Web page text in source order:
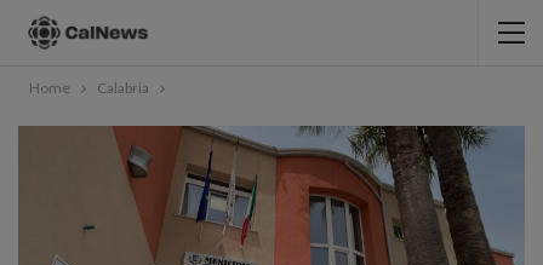
Home Calabria